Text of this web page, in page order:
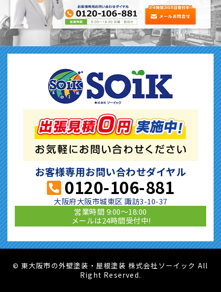
お客様専用お問い合わせダイヤル
0120-106-881
大阪府大阪市城東区 諏訪3-10-37
営業時間 9:00〜18:00
メールは24時間受付中!
© 東大阪市の外壁塗装・屋根塗装 株式会社ソーイック All
Right Reserved.